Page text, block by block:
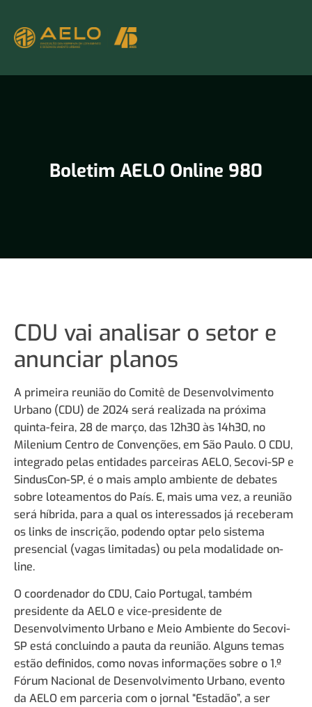
Boletim AELO Online 980
CDU vai analisar o setor e
anunciar planos
A primeira reunião do Comitê de Desenvolvimento
Urbano (CDU) de 2024 será realizada na próxima
quinta-feira, 28 de março, das 12h30 às 14h30, no
Milenium Centro de Convenções, em São Paulo. O CDU,
integrado pelas entidades parceiras AELO, Secovi-SP e
SindusCon-SP, é o mais amplo ambiente de debates
sobre loteamentos do País. E, mais uma vez, a reunião
será híbrida, para a qual os interessados já receberam
os links de inscrição, podendo optar pelo sistema
presencial (vagas limitadas) ou pela modalidade on-
line.
O coordenador do CDU, Caio Portugal, também
presidente da AELO e vice-presidente de
Desenvolvimento Urbano e Meio Ambiente do Secovi-
SP está concluindo a pauta da reunião. Alguns temas
estão definidos, como novas informações sobre o 1.º
Fórum Nacional de Desenvolvimento Urbano, evento
da AELO em parceria com o jornal “Estadão”, a ser